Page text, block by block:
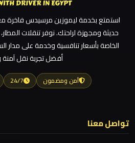
ليموزين مطار العلمين الجديدة
ليموزين مطار العلمين
ليموزين مطار العالمين
ليموزين مطار العاصمة الادارية
ليموزين مطار اكتوبر
ليموزين مرسيدس ايجار بالسائق فى مصر
دهباستمتع بخدمة ليموزين مرسيدس فاخرة
حديثة ومجهزة لراحتك. نوفر تنقلات المطار،
الخاصة بأسعار تنافسية وخدمة على مدار
أفضل تجربة نقل
آمن ومضمون 24/7
تواصل معنا